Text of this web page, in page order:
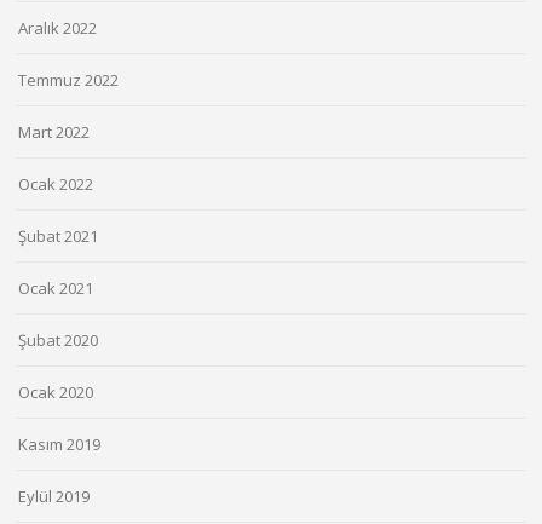
Aralık 2022
Temmuz 2022
Mart 2022
Ocak 2022
Şubat 2021
Ocak 2021
Şubat 2020
Ocak 2020
Kasım 2019
Eylül 2019